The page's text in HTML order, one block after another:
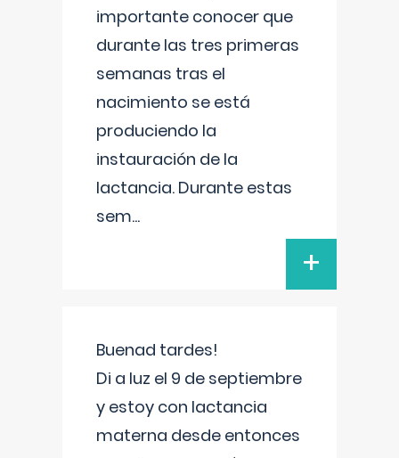
importante conocer que
durante las tres primeras
semanas tras el
nacimiento se está
produciendo la
instauración de la
lactancia. Durante estas
sem...
+
Buenad tardes!
Di a luz el 9 de septiembre
y estoy con lactancia
materna desde entonces